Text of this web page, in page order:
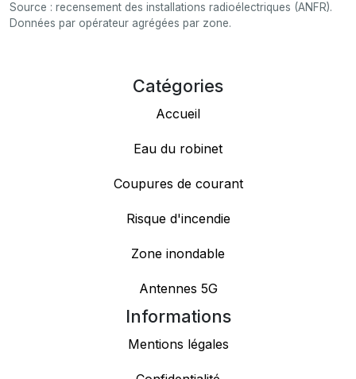
Source : recensement des installations radioélectriques (ANFR).
Données par opérateur agrégées par zone.
Catégories
Accueil
Eau du robinet
Coupures de courant
Risque d'incendie
Zone inondable
Antennes 5G
Informations
Mentions légales